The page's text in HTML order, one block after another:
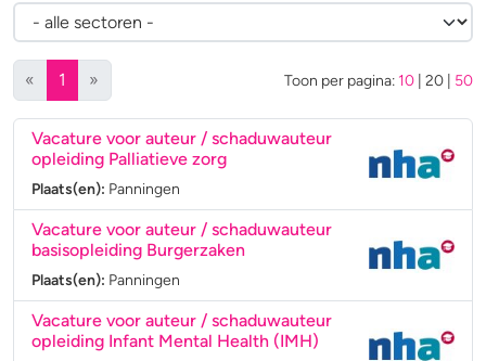
« 1 (huidige)
» Toon per pagina: 10 20 50
Vacature voor auteur / schaduwauteur
opleiding Palliatieve zorg
Plaats(en): Panningen
Vacature voor auteur / schaduwauteur
basisopleiding Burgerzaken
Plaats(en): Panningen
Vacature voor auteur / schaduwauteur
opleiding Infant Mental Health (IMH)